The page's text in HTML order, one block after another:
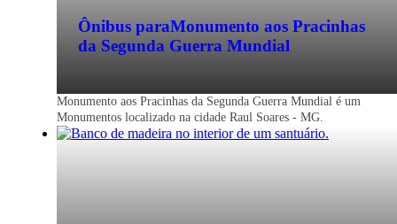
Ônibus paraMonumento aos Pracinhas
da Segunda Guerra Mundial
Monumento aos Pracinhas da Segunda Guerra Mundial é um
Monumentos localizado na cidade Raul Soares - MG.